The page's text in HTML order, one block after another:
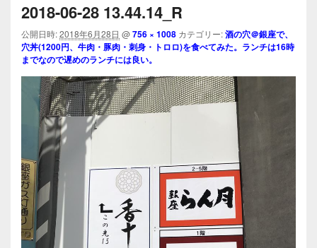
ビ
ゲ
シ
2018-06-28 13.44.14_R
公開日時:2018年6月28日 @756 × 1008 カテゴリー:酒の穴＠銀座で、
穴丼(1200円、牛肉・豚肉・刺身・トロロ)を食べてみた。ランチは16時
までなので遅めのランチには良い。